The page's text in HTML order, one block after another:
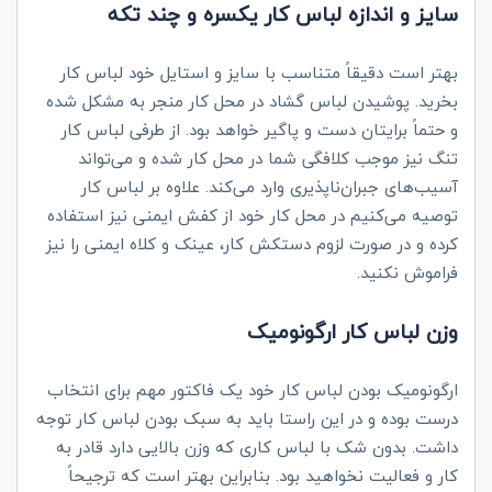
سایز و اندازه لباس کار یکسره و چند تکه
بهتر است دقیقاً متناسب با سایز و استایل خود لباس کار
بخرید. پوشیدن لباس گشاد در محل کار منجر به مشکل شده
و حتماً برایتان دست و پاگیر خواهد بود. از طرفی لباس کار
تنگ نیز موجب کلافگی شما در محل کار شده و می‌تواند
آسیب‌های جبران‌ناپذیری وارد می‌کند. علاوه بر لباس کار
توصیه می‌کنیم در محل کار خود از کفش ایمنی نیز استفاده
کرده و در صورت لزوم دستکش کار، عینک و کلاه ایمنی را نیز
فراموش نکنید.
وزن لباس کار ارگونومیک
ارگونومیک بودن لباس کار خود یک فاکتور مهم برای انتخاب
درست بوده و در این راستا باید به سبک بودن لباس کار توجه
داشت. بدون شک با لباس کاری که وزن بالایی دارد قادر به
کار و فعالیت نخواهید بود. بنابراین بهتر است که ترجیحاً